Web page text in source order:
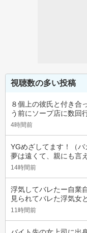
視聴数の多い投稿
８個上の彼氏と付き合
う前にソープ店に数回
4時間前
YGめざしてます！（バ
夢は遠くて、親にも言
14時間前
浮気してバレたー自業
見られてバレた浮気女
11時間前